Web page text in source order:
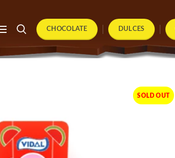
CHOCOLATE DULCES
SOLD OUT